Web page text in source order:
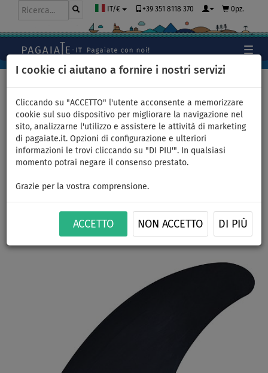
I cookie ci aiutano a fornire i nostri servizi
Cliccando su "ACCETTO" l'utente acconsente a memorizzare
cookie sul suo dispositivo per migliorare la navigazione nel
sito, analizzarne l'utilizzo e assistere le attività di marketing
di pagaiate.it. Opzioni di configurazione e ulteriori
informazioni le trovi cliccando su "DI PIU'". In qualsiasi
momento potrai negare il consenso prestato.
Grazie per la vostra comprensione.
ACCETTO NON ACCETTO DI PIÙ
IT/€ +39 351 8118 370 0pz.
Pinna AQUA MARINA CLICK-IN
Swift Attach 9'' per SUP
gonfiabili 23 cm - colore nero